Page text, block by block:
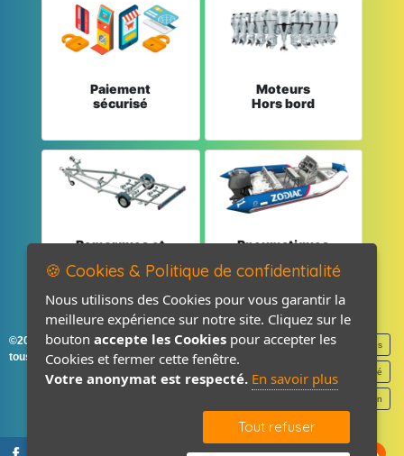
Paiement
sécurisé
Moteurs
Hors bord
Remorques et
Pneumatiques
©2026-2027 France Accastillage
tous droits réservés
Mentions légales
Politique de confidentialité
Contact / Plan
🍪 Cookies & Politique de confidentialité
Nous utilisons des Cookies pour vous garantir la
meilleure expérience sur notre site. Cliquez sur le
bouton accepte les Cookies pour accepter les
Cookies et fermer cette fenêtre.
Votre anonymat est respecté. En savoir plus
Tout refuser